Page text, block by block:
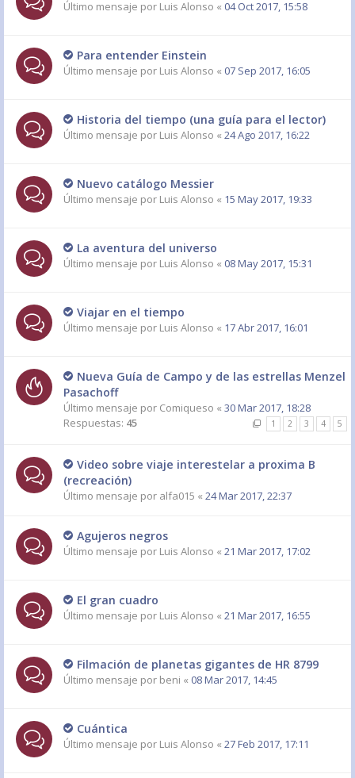
Último mensaje por Luis Alonso « 04 Oct 2017, 15:58
Para entender Einstein
Último mensaje por Luis Alonso « 07 Sep 2017, 16:05
Historia del tiempo (una guía para el lector)
Último mensaje por Luis Alonso « 24 Ago 2017, 16:22
Nuevo catálogo Messier
Último mensaje por Luis Alonso « 15 May 2017, 19:33
La aventura del universo
Último mensaje por Luis Alonso « 08 May 2017, 15:31
Viajar en el tiempo
Último mensaje por Luis Alonso « 17 Abr 2017, 16:01
Nueva Guía de Campo y de las estrellas Menzel
Pasachoff
Último mensaje por Comiqueso « 30 Mar 2017, 18:28
Respuestas: 45 1 2 3 4 5
Video sobre viaje interestelar a proxima B
(recreación)
Último mensaje por alfa015 « 24 Mar 2017, 22:37
Agujeros negros
Último mensaje por Luis Alonso « 21 Mar 2017, 17:02
El gran cuadro
Último mensaje por Luis Alonso « 21 Mar 2017, 16:55
Filmación de planetas gigantes de HR 8799
Último mensaje por beni « 08 Mar 2017, 14:45
Cuántica
Último mensaje por Luis Alonso « 27 Feb 2017, 17:11